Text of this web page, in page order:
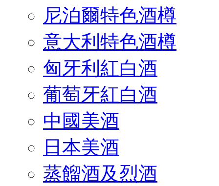
尼泊爾特色酒樽
意大利特色酒樽
匈牙利紅白酒
葡萄牙紅白酒
中國美酒
日本美酒
蒸餾酒及烈酒